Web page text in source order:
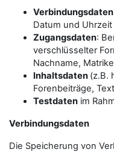
Verbindungsdaten
Datum und
Zugangsdaten:
verschlüsselter
Nachname,
Inhaltsdaten (z.B.
Forenbeiträge,
Testdaten im
Verbindungsdaten
Die Speicherung von